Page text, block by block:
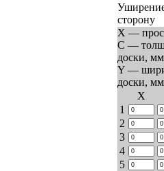
сторону
X —
C —
доски, мм
Y —
доски, мм
Х
1
2
3
4
5